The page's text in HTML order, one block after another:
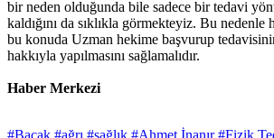
bir neden olduğunda bile sadece bir tedavi
kaldığını da sıklıkla görmekteyiz. Bu nedenle
bu konuda Uzman hekime başvurup
hakkıyla yapılmasını sağlamalıdır.
Haber Merkezi